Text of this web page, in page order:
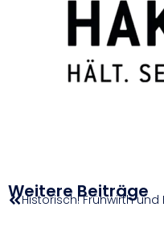
Weitere Beiträge